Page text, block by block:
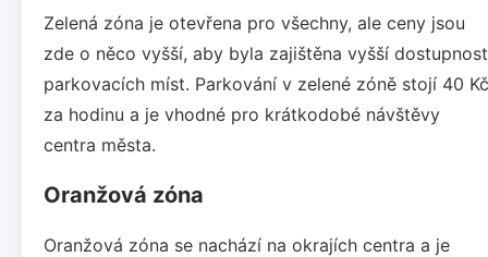
Zelená zóna je otevřena pro všechny, ale ceny jsou
zde o něco vyšší, aby byla zajištěna vyšší dostupnost
parkovacích míst. Parkování v zelené zóně stojí 40 Kč
za hodinu a je vhodné pro krátkodobé návštěvy
centra města.
Oranžová zóna
Oranžová zóna se nachází na okrajích centra a je